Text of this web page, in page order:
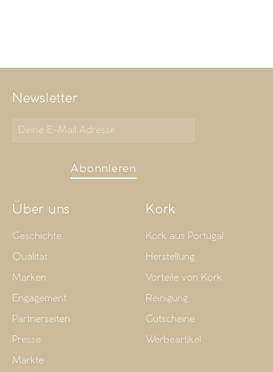
Newsletter
Abonnieren
Über uns
Geschichte
Qualität
Marken
Engagement
Partnerseiten
Presse
Märkte
Kork
Kork aus Portugal
Herstellung
Vorteile von Kork
Reinigung
Gutscheine
Werbeartikel